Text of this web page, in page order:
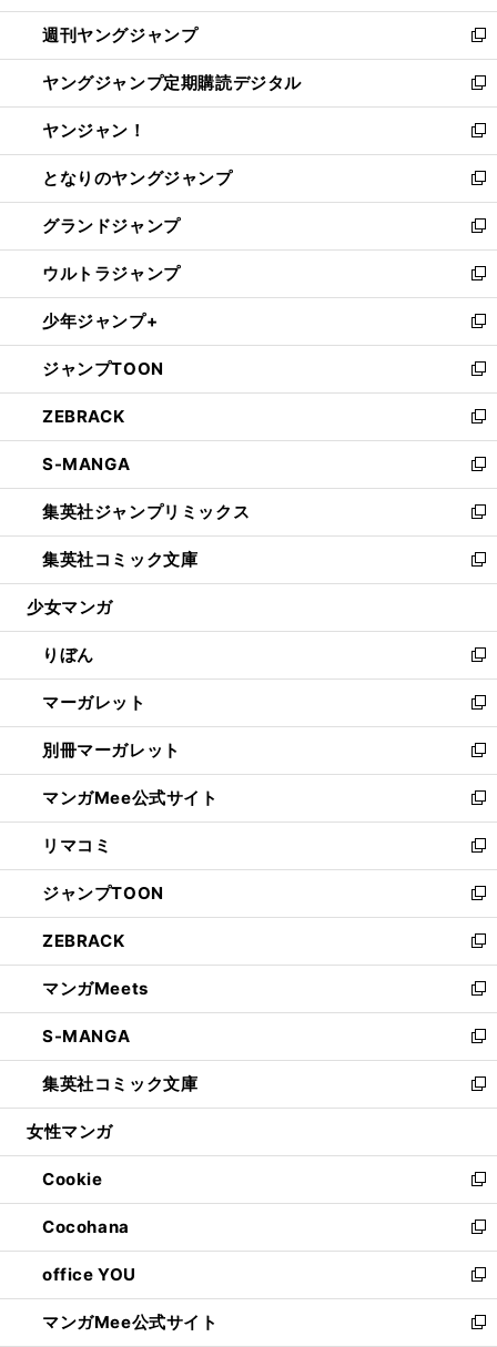
開
く
ウ
で
開
く
ン
ド
ウ
で
開
く
ウ
ィ
ン
ド
ウ
で
開
く
週刊ヤングジャンプ
新
し
い
ウ
ィ
ン
ド
ウ
で
開
く
ヤングジャンプ定期購読デジタル
新
し
い
ウ
ィ
ン
ド
ウ
で
開
く
ヤンジャン！
新
し
い
ウ
ィ
ン
ド
ウ
で
開
く
となりのヤングジャンプ
新
し
い
ウ
ィ
ン
ド
ウ
で
開
く
グランドジャンプ
新
し
い
ウ
ィ
ン
ド
ウ
で
開
く
ウルトラジャンプ
新
し
い
ウ
ィ
ン
ド
ウ
で
開
く
少年ジャンプ+
新
し
い
ウ
ィ
ン
ド
ウ
で
開
く
ジャンプTOON
新
し
い
ウ
ィ
ン
ド
ウ
で
開
ZEBRACK
新
し
い
ウ
ィ
ン
ド
ウ
開
く
S-MANGA
新
し
い
ウ
ィ
ン
ウ
で
開
く
集英社ジャンプリミックス
新
し
い
ウ
ン
ド
ウ
で
開
く
集英社コミック文庫
新
し
ウ
ィ
ン
ド
ウ
で
開
く
少女マンガ
りぼん
新
し
い
ウ
ィ
ン
ド
ウ
で
開
く
マーガレット
新
し
い
ウ
ィ
ン
ド
ウ
で
開
く
別冊マーガレット
新
し
い
ウ
ィ
ン
ド
ウ
で
開
く
マンガMee公式サイト
新
し
い
ウ
ィ
ン
ド
ウ
で
開
く
リマコミ
新
し
い
ウ
ィ
ン
ド
ウ
で
開
く
ジャンプTOON
新
し
い
ウ
ィ
ン
ド
ウ
で
開
ZEBRACK
新
し
い
ウ
ィ
ン
ド
ウ
開
く
マンガMeets
新
し
い
ウ
ィ
ン
ウ
で
開
く
S-MANGA
新
し
い
ウ
ン
ド
ウ
で
開
く
集英社コミック文庫
新
し
ウ
ィ
ン
ド
ウ
で
開
く
女性マンガ
Cookie
新
し
い
ウ
ィ
ン
ド
Cocohana
新
し
い
ウ
ィ
office YOU
新
し
い
マンガMee公式サイト
新